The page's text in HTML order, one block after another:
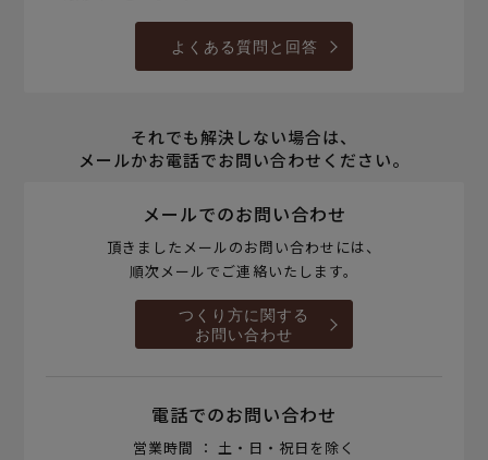
よくある質問と回答
それでも解決しない場合は、
メールかお電話でお問い合わせください。
メールでのお問い合わせ
頂きましたメールのお問い合わせには、
順次メールでご連絡いたします。
つくり方に関する
お問い合わせ
電話でのお問い合わせ
営業時間 ： 土・日・祝日を除く